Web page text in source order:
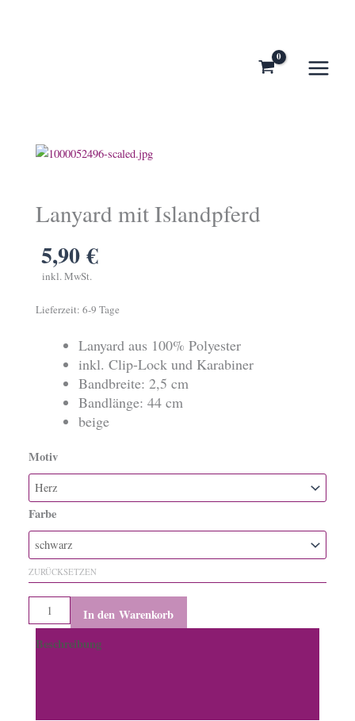
Lanyard mit Islandpferd
5,90€
inkl. MwSt.
Lieferzeit: 6-9 Tage
Lanyard aus 100% Polyester
inkl. Clip-Lock und Karabiner
Bandbreite: 2,5 cm
Bandlänge: 44 cm
beige
Motiv
Farbe
ZURÜCKSETZEN
Lanyard
mit
Islandpferd
Menge
In den Warenkorb
Beschreibung